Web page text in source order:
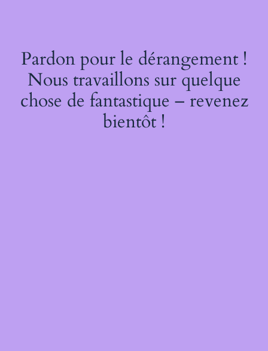
Pardon pour le dérangement !
Nous travaillons sur quelque
chose de fantastique – revenez
bientôt !